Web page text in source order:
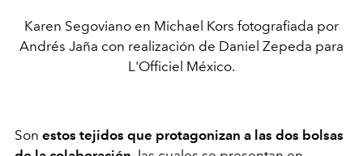
Karen Segoviano en Michael Kors fotografiada por
Andrés Jaña con realización de Daniel Zepeda para
L'Officiel México.
Son estos tejidos que protagonizan a las dos bolsas